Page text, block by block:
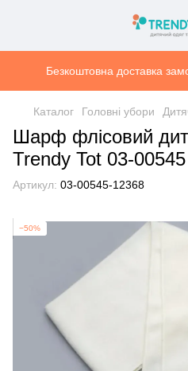
Безкоштовна доставка
Каталог Головні убори
Шарф флісовий
Trendy Tot 03-
Артикул: 03-00545-12368
−50%